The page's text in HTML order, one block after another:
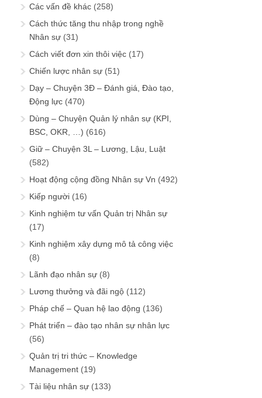
Các vấn đề khác (258)
Cách thức tăng thu nhập trong nghề
Nhân sự (31)
Cách viết đơn xin thôi việc (17)
Chiến lược nhân sự (51)
Dạy – Chuyện 3Đ – Đánh giá, Đào tạo,
Động lực (470)
Dùng – Chuyện Quản lý nhân sự (KPI,
BSC, OKR, …) (616)
Giữ – Chuyện 3L – Lương, Lậu, Luật
(582)
Hoạt động cộng đồng Nhân sự Vn (492)
Kiếp người (16)
Kinh nghiệm tư vấn Quản trị Nhân sự
(17)
Kinh nghiệm xây dựng mô tả công việc
(8)
Lãnh đạo nhân sự (8)
Lương thưởng và đãi ngộ (112)
Pháp chế – Quan hệ lao động (136)
Phát triển – đào tạo nhân sự nhân lực
(56)
Quản trị tri thức – Knowledge
Management (19)
Tài liệu nhân sự (133)